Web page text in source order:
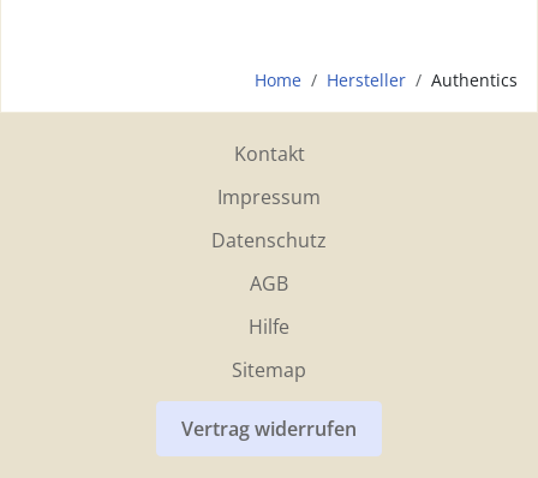
Home Hersteller Authentics
Kontakt
Impressum
Datenschutz
AGB
Hilfe
Sitemap
Vertrag widerrufen